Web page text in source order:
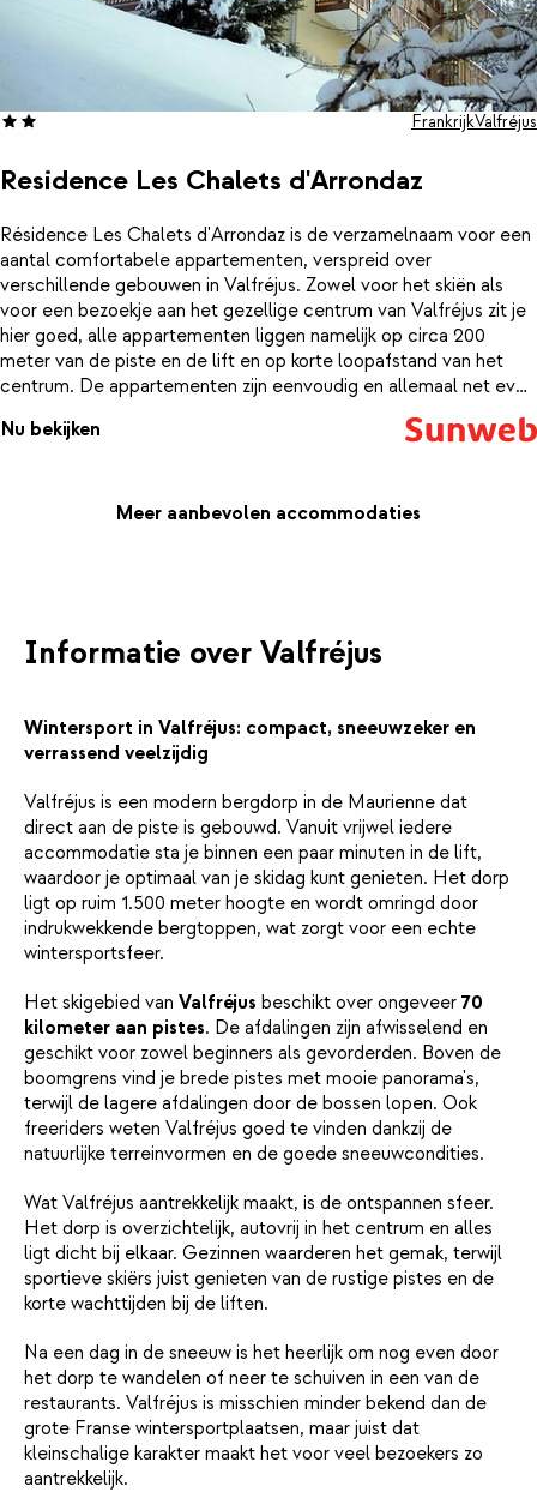
Residence Les Chalets d'Arrondaz
FrankrijkValfréjus
Résidence Les Chalets d'Arrondaz is de verzamelnaam voor een
aantal comfortabele appartementen, verspreid over
verschillende gebouwen in Valfréjus. Zowel voor het skiën als
voor een bezoekje aan het gezellige centrum van Valfréjus zit je
hier goed, alle appartementen liggen namelijk op circa 200
meter van de piste en de lift en op korte loopafstand van het
centrum. De appartementen zijn eenvoudig en allemaal net even
anders ingericht. Na een actieve dag op de piste is het heerlijk
bijkomen op een van de leuke terrasjes in Valfréjus. Of schuif aan
Nu bekijken
Meer aanbevolen accommodaties
Informatie over Valfréjus
Wintersport in Valfréjus: compact, sneeuwzeker en
verrassend veelzijdig
Valfréjus is een modern bergdorp in de Maurienne dat
direct aan de piste is gebouwd. Vanuit vrijwel iedere
accommodatie sta je binnen een paar minuten in de lift,
waardoor je optimaal van je skidag kunt genieten. Het dorp
ligt op ruim 1.500 meter hoogte en wordt omringd door
indrukwekkende bergtoppen, wat zorgt voor een echte
wintersportsfeer.
Het skigebied van Valfréjus beschikt over ongeveer 70
kilometer aan pistes. De afdalingen zijn afwisselend en
geschikt voor zowel beginners als gevorderden. Boven de
boomgrens vind je brede pistes met mooie panorama's,
terwijl de lagere afdalingen door de bossen lopen. Ook
freeriders weten Valfréjus goed te vinden dankzij de
natuurlijke terreinvormen en de goede sneeuwcondities.
Wat Valfréjus aantrekkelijk maakt, is de ontspannen sfeer.
Het dorp is overzichtelijk, autovrij in het centrum en alles
ligt dicht bij elkaar. Gezinnen waarderen het gemak, terwijl
sportieve skiërs juist genieten van de rustige pistes en de
korte wachttijden bij de liften.
Na een dag in de sneeuw is het heerlijk om nog even door
het dorp te wandelen of neer te schuiven in een van de
restaurants. Valfréjus is misschien minder bekend dan de
grote Franse wintersportplaatsen, maar juist dat
kleinschalige karakter maakt het voor veel bezoekers zo
aantrekkelijk.